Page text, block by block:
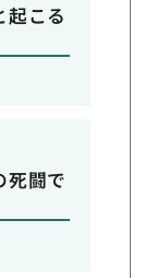
起こる
死闘で